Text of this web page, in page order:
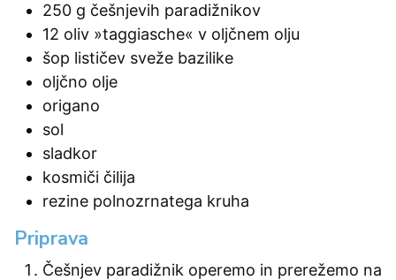
250 g češnjevih paradižnikov
12 oliv »taggiasche« v oljčnem olju
šop lističev sveže bazilike
oljčno olje
origano
sol
sladkor
kosmiči čilija
rezine polnozrnatega kruha
Priprava
Češnjev paradižnik operemo in prerežemo na